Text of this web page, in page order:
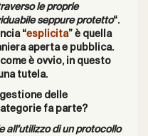
le proprie
seppureprotetto“.
“esplicita” è quella
aperta e pubblica.
è ovvio, in questo
tutela.
delle
fa parte?
all’utilizzo di un protocollo